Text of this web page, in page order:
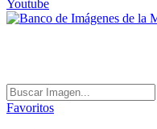
Youtube
Favoritos